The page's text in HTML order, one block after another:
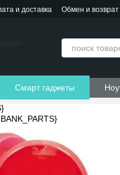
и доставка Обмен и возврат
Смарт гаджеты